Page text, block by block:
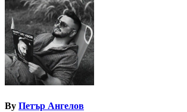
By Петър Ангелов